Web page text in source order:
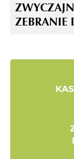
ZEBRANIE